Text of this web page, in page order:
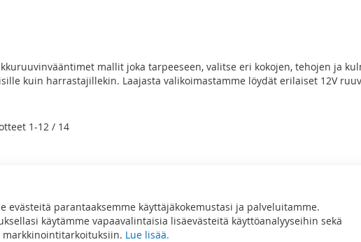
evästeitä parantaaksemme käyttäjäkokemustasi ja palveluitamme.
käytämme vapaavalintaisia lisäevästeitä käyttöanalyyseihin sekä
markkinointitarkoituksiin. Lue lisää.
mallit joka tarpeeseen, valitse eri kokojen, tehojen ja
kuin harrastajillekin. Laajasta valikoimastamme löydät erilaiset 12V
1-12 / 14